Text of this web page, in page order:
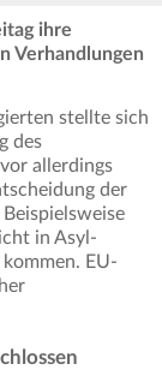
ihre
Verhandlungen
stellte sich
des
allerdings
der
in Asyl-
EU-